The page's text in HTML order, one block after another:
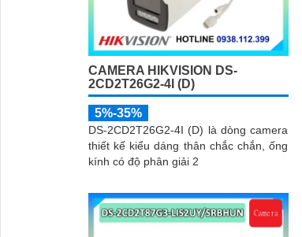
CAMERA HIKVISION DS-
2CD2T26G2-4I (D)
5%-35%
DS-2CD2T26G2-4I (D) là dòng camera
thiết kế kiểu dáng thân chắc chắn, ống
kính có độ phân giải 2